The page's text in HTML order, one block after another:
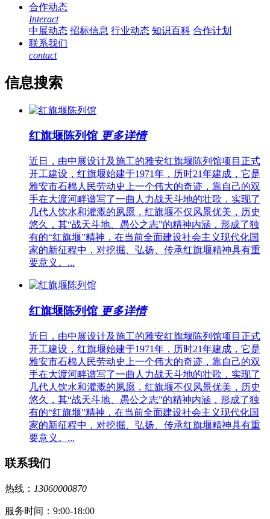
合作动态
Interact
中展动态 招标信息 行业动态 知识百科 合作计划
联系我们
contact
信息搜索
红旗堰陈列馆 更多详情
近日，由中展设计及施工的雅安红旗堰陈列馆项目正式
开工建设，红旗堰始建于1971年，历时21年建成，它是
雅安市石棉人民劳动史上一个伟大的奇迹，靠自己的双
手在大渡河畔谱写了一曲人力战天斗地的壮歌，实现了
几代人饮水和灌溉的夙愿，红旗堰不仅风景优美，历史
悠久，其“战天斗地、愚公之志”的精神内涵，形成了独
有的“红旗堰”精神，在当前全面建设社会主义现代化国
家的新征程中，对挖掘、弘扬、传承红旗堰精神具有重
要意义。...
红旗堰陈列馆 更多详情
近日，由中展设计及施工的雅安红旗堰陈列馆项目正式
开工建设，红旗堰始建于1971年，历时21年建成，它是
雅安市石棉人民劳动史上一个伟大的奇迹，靠自己的双
手在大渡河畔谱写了一曲人力战天斗地的壮歌，实现了
几代人饮水和灌溉的夙愿，红旗堰不仅风景优美，历史
悠久，其“战天斗地、愚公之志”的精神内涵，形成了独
有的“红旗堰”精神，在当前全面建设社会主义现代化国
家的新征程中，对挖掘、弘扬、传承红旗堰精神具有重
要意义。...
联系我们
热线： 13060000870
服务时间：9:00-18:00